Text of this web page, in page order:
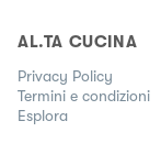
AL.TA CUCINA
Privacy Policy
Termini e condizioni
Esplora